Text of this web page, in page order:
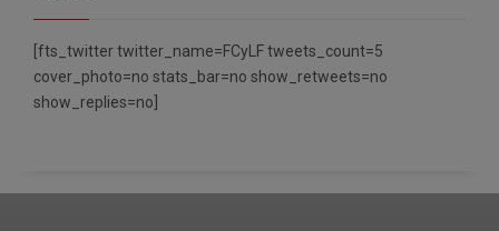
[fts_twitter twitter_name=FCyLF tweets_count=5
cover_photo=no stats_bar=no show_retweets=no
show_replies=no]